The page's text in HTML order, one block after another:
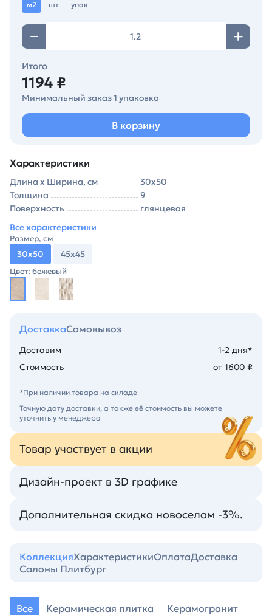
м2 шт упак
Итого
1194 ₽
Минимальный заказ 1 упаковка
В корзину
Характеристики
Длина х Ширина, см
30х50
Толщина
9
Поверхность
глянцевая
Все характеристики
Размер, см
30х50 45х45
Цвет: бежевый
ДоставкаСамовывоз
Доставим
1-2 дня*
Стоимость
от 1600 ₽
*При наличии товара на складе
Точную дату доставки, а также её стоимость вы можете
уточнить у менеджера
Товар участвует в акции
Дизайн-проект в 3D графике
Дополнительная скидка новоселам -3%.
КоллекцияХарактеристикиОплатаДоставка
Салоны Плитбург
Все Керамическая плитка Керамогранит